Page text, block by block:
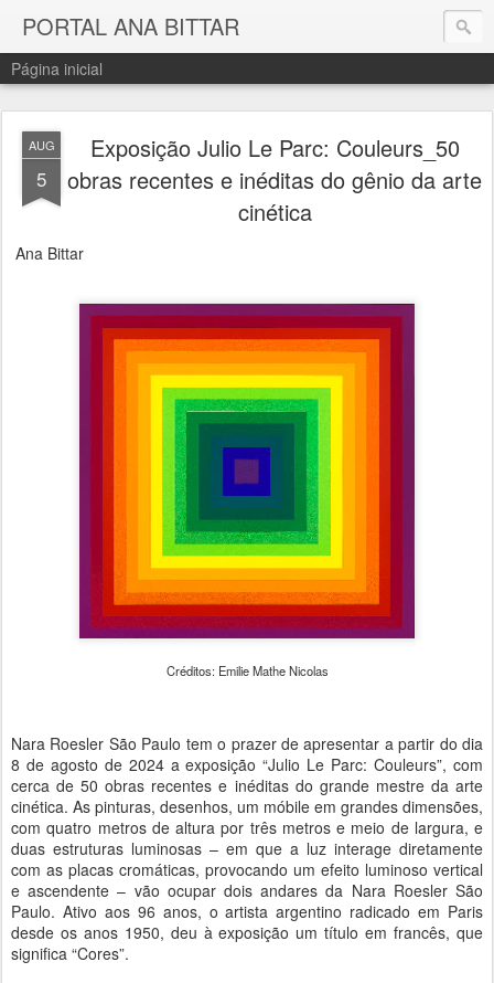
PORTAL ANA BITTAR
Página inicial
AUG
5
Exposição Julio Le Parc: Couleurs_50
obras recentes e inéditas do gênio da arte
cinética
Ana Bittar
Créditos: Emilie Mathe Nicolas
Nara Roesler São Paulo tem o prazer de apresentar a partir do dia
8 de agosto de 2024 a exposição “Julio Le Parc: Couleurs”, com
cerca de 50 obras recentes e inéditas do grande mestre da arte
cinética. As pinturas, desenhos, um móbile em grandes dimensões,
com quatro metros de altura por três metros e meio de largura, e
duas estruturas luminosas – em que a luz interage diretamente
com as placas cromáticas, provocando um efeito luminoso vertical
e ascendente – vão ocupar dois andares da Nara Roesler São
Paulo. Ativo aos 96 anos, o artista argentino radicado em Paris
desde os anos 1950, deu à exposição um título em francês, que
significa “Cores”.